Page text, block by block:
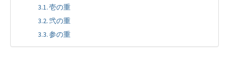
壱の重
弐の重
参の重